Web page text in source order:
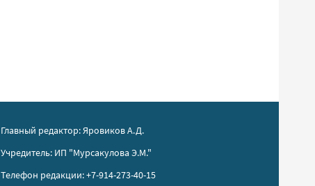
Главный редактор: Яровиков А.Д.
Учредитель: ИП "Мурсакулова Э.М."
Телефон редакции: +7-914-273-40-15